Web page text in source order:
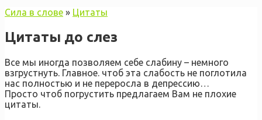
Сила в слове » Цитаты
Цитаты до слез
Все мы иногда позволяем себе слабину – немного
взгрустнуть. Главное. чтоб эта слабость не поглотила
нас полностью и не переросла в депрессию…
Просто чтоб погрустить предлагаем Вам не плохие
цитаты.